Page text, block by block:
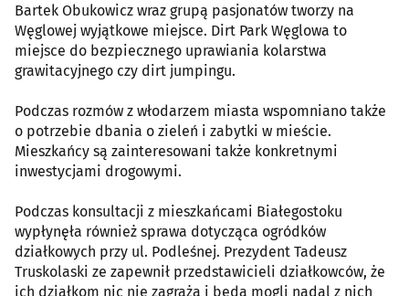
Bartek Obukowicz wraz grupą pasjonatów tworzy na
Węglowej wyjątkowe miejsce. Dirt Park Węglowa to
miejsce do bezpiecznego uprawiania kolarstwa
grawitacyjnego czy dirt jumpingu.
Podczas rozmów z włodarzem miasta wspomniano także
o potrzebie dbania o zieleń i zabytki w mieście.
Mieszkańcy są zainteresowani także konkretnymi
inwestycjami drogowymi.
Podczas konsultacji z mieszkańcami Białegostoku
wypłynęła również sprawa dotycząca ogródków
działkowych przy ul. Podleśnej. Prezydent Tadeusz
Truskolaski ze zapewnił przedstawicieli działkowców, że
ich działkom nic nie zagraża i będą mogli nadal z nich